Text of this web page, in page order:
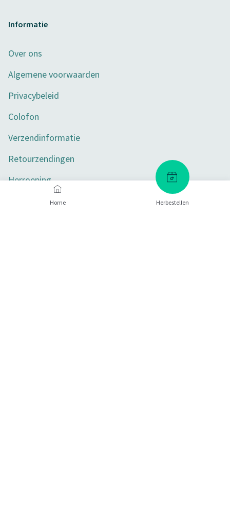
Home Herbestellen
Informatie
Over ons
Algemene voorwaarden
Privacybeleid
Colofon
Verzendinformatie
Retourzendingen
Herroeping
Toegankelijkheid